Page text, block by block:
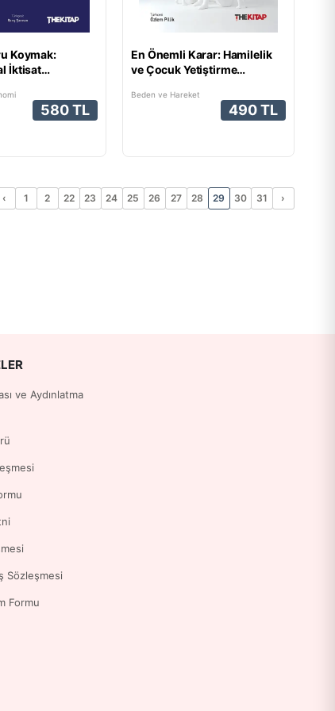
Koymak:
İktisat
580 TL
En Önemli Karar: Hamilelik
ve Çocuk Yetiştirme
Kararlarınızı Nasıl
Beden ve Hareket
490 TL
‹ 1 2 22 23 24 25 26 27 28 29 30 31 ›
ve Aydınlatma
Sözleşmesi
Formu